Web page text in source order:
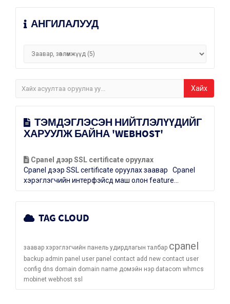
АНГИЛАЛУУД
ТЭМДЭГЛЭСЭН НИЙТЛЭЛҮҮДИЙГ
ХАРУУЛЖ БАЙНА 'WEBHOST'
Cpanel дээр SSL certificate оруулах
Cpanel дээр SSL certificate оруулах заавар Cpanel
хэрэглэгчийн интерфэйсд маш олон feature...
TAG CLOUD
заавар хэрэглэгчийн панель удирдлагын талбар cpanel
backup admin panel user panel contact add new contact user
config dns domain domain name домэйн нэр datacom whmcs
mobinet webhost ssl